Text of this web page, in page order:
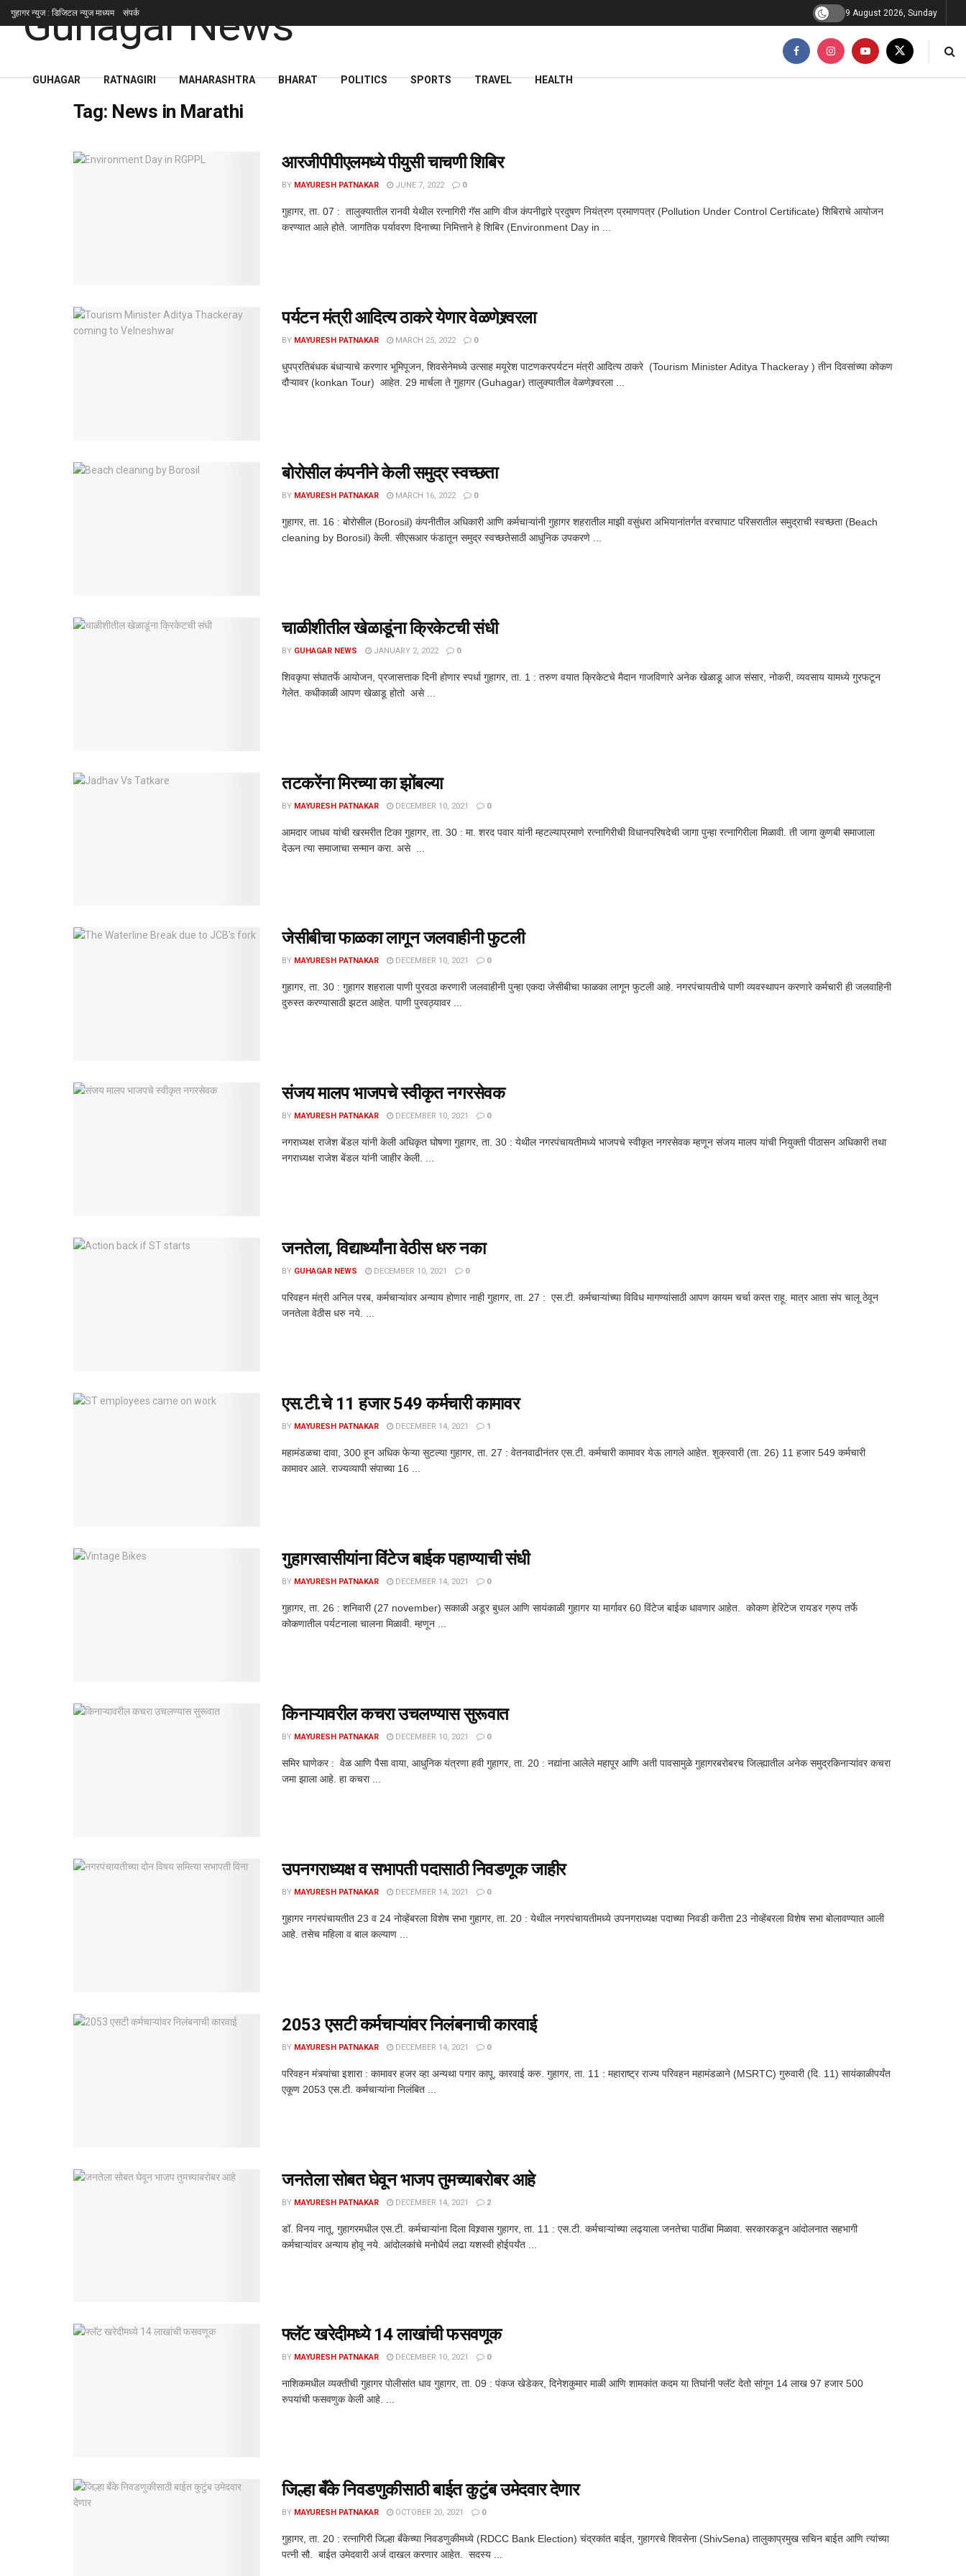
गुहागर न्युज : डिजिटल न्युज माध्यम संपर्क 9 August 2026, Sunday
GUHAGAR RATNAGIRI MAHARASHTRA BHARAT POLITICS SPORTS TRAVEL HEALTH
Tag: News in Marathi
आरजीपीपीएलमध्ये पीयुसी चाचणी शिबिर
BY MAYURESH PATNAKAR JUNE 7, 2022 0
गुहागर, ता. 07 : तालुक्यातील रानवी येथील रत्नागिरी गॅस आणि वीज कंपनीद्वारे प्रदुषण नियंत्रण प्रमाणपत्र (Pollution Under Control Certificate) शिबिराचे आयोजन
करण्यात आले होते. जागतिक पर्यावरण दिनाच्या निमित्ताने हे शिबिर (Environment Day in ...
पर्यटन मंत्री आदित्य ठाकरे येणार वेळणेश्र्वरला
BY MAYURESH PATNAKAR MARCH 25, 2022 0
धुपप्रतिबंधक बंधाऱ्याचे करणार भूमिपूजन, शिवसेनेमध्ये उत्साह मयूरेश पाटणकरपर्यटन मंत्री आदित्य ठाकरे (Tourism Minister Aditya Thackeray ) तीन दिवसांच्या कोकण
दौऱ्यावर (konkan Tour) आहेत. 29 मार्चला ते गुहागर (Guhagar) तालुक्यातील वेळणेश्र्वरला ...
बोरोसील कंपनीने केली समुद्र स्वच्छता
BY MAYURESH PATNAKAR MARCH 16, 2022 0
गुहागर, ता. 16 : बोरोसील (Borosil) कंपनीतील अधिकारी आणि कर्मचाऱ्यांनी गुहागर शहरातील माझी वसुंधरा अभियानांतर्गत वरचापाट परिसरातील समुद्राची स्वच्छता (Beach
cleaning by Borosil) केली. सीएसआर फंडातून समुद्र स्वच्छतेसाठी आधुनिक उपकरणे ...
चाळीशीतील खेळाडूंना क्रिकेटची संधी
BY GUHAGAR NEWS JANUARY 2, 2022 0
शिवकृपा संघातर्फे आयोजन, प्रजासत्ताक दिनी होणार स्पर्धा गुहागर, ता. 1 : तरुण वयात क्रिकेटचे मैदान गाजविणारे अनेक खेळाडू आज संसार, नोकरी, व्यवसाय यामध्ये गुरफटून
गेलेत. कधीकाळी आपण खेळाडू होतो असे ...
तटकरेंना मिरच्या का झोंबल्या
BY MAYURESH PATNAKAR DECEMBER 10, 2021 0
आमदार जाधव यांची खरमरीत टिका गुहागर, ता. 30 : मा. शरद पवार यांनी म्हटल्याप्रमाणे रत्नागिरीची विधानपरिषदेची जागा पुन्हा रत्नागिरीला मिळावी. ती जागा कुणबी समाजाला
देऊन त्या समाजाचा सन्मान करा. असे ...
जेसीबीचा फाळका लागून जलवाहीनी फुटली
BY MAYURESH PATNAKAR DECEMBER 10, 2021 0
गुहागर, ता. 30 : गुहागर शहराला पाणी पुरवठा करणारी जलवाहीनी पुन्हा एकदा जेसीबीचा फाळका लागून फुटली आहे. नगरपंचायतीचे पाणी व्यवस्थापन करणारे कर्मचारी ही जलवाहिनी
दुरुस्त करण्यासाठी झटत आहेत. पाणी पुरवठ्यावर ...
संजय मालप भाजपचे स्वीकृत नगरसेवक
BY MAYURESH PATNAKAR DECEMBER 10, 2021 0
नगराध्यक्ष राजेश बेंडल यांनी केली अधिकृत घोषणा गुहागर, ता. 30 : येथील नगरपंचायतीमध्ये भाजपचे स्वीकृत नगरसेवक म्हणून संजय मालप यांची नियुक्ती पीठासन अधिकारी तथा
नगराध्यक्ष राजेश बेंडल यांनी जाहीर केली. ...
जनतेला, विद्यार्थ्यांना वेठीस धरु नका
BY GUHAGAR NEWS DECEMBER 10, 2021 0
परिवहन मंत्री अनिल परब, कर्मचाऱ्यांवर अन्याय होणार नाही गुहागर, ता. 27 : एस.टी. कर्मचाऱ्यांच्या विविध मागण्यांसाठी आपण कायम चर्चा करत राहू. मात्र आता संप चालू ठेवून
जनतेला वेठीस धरु नये. ...
एस.टी.चे 11 हजार 549 कर्मचारी कामावर
BY MAYURESH PATNAKAR DECEMBER 14, 2021 1
महामंडळचा दावा, 300 हून अधिक फेऱ्या सुटल्या गुहागर, ता. 27 : वेतनवाढीनंतर एस.टी. कर्मचारी कामावर येऊ लागले आहेत. शुक्रवारी (ता. 26) 11 हजार 549 कर्मचारी
कामावर आले. राज्यव्यापी संपाच्या 16 ...
गुहागरवासीयांना विंटेज बाईक पहाण्याची संधी
BY MAYURESH PATNAKAR DECEMBER 14, 2021 0
गुहागर, ता. 26 : शनिवारी (27 november) सकाळी अडूर बुधल आणि सायंकाळी गुहागर या मार्गावर 60 विंटेज बाईक धावणार आहेत. कोकण हेरिटेज रायडर ग्रुप तर्फे
कोकणातील पर्यटनाला चालना मिळावी. म्हणून ...
किनाऱ्यावरील कचरा उचलण्यास सुरूवात
BY MAYURESH PATNAKAR DECEMBER 10, 2021 0
समिर घाणेकर : वेळ आणि पैसा वाया, आधुनिक यंत्रणा हवी गुहागर, ता. 20 : नद्यांना आलेले महापूर आणि अती पावसामुळे गुहागरबरोबरच जिल्ह्यातील अनेक समुद्रकिनाऱ्यांवर कचरा
जमा झाला आहे. हा कचरा ...
उपनगराध्यक्ष व सभापती पदासाठी निवडणूक जाहीर
BY MAYURESH PATNAKAR DECEMBER 14, 2021 0
गुहागर नगरपंचायतीत 23 व 24 नोव्हेंबरला विशेष सभा गुहागर, ता. 20 : येथील नगरपंचायतीमध्ये उपनगराध्यक्ष पदाच्या निवडी करीता 23 नोव्हेंबरला विशेष सभा बोलावण्यात आली
आहे. तसेच महिला व बाल कल्याण ...
2053 एसटी कर्मचाऱ्यांवर निलंबनाची कारवाई
BY MAYURESH PATNAKAR DECEMBER 14, 2021 0
परिवहन मंत्र्यांचा इशारा : कामावर हजर व्हा अन्यथा पगार कापू, कारवाई करु. गुहागर, ता. 11 : महाराष्ट्र राज्य परिवहन महामंडळाने (MSRTC) गुरुवारी (दि. 11) सायंकाळीपर्यंत
एकूण 2053 एस.टी. कर्मचाऱ्यांना निलंबित ...
जनतेला सोबत घेवून भाजप तुमच्याबरोबर आहे
BY MAYURESH PATNAKAR DECEMBER 14, 2021 2
डॉ. विनय नातू, गुहागरमधील एस.टी. कर्मचाऱ्यांना दिला विश्र्वास गुहागर, ता. 11 : एस.टी. कर्मचाऱ्यांच्या लढ्याला जनतेचा पाठींबा मिळावा. सरकारकडून आंदोलनात सहभागी
कर्मचाऱ्यांवर अन्याय होवू नये. आंदोलकांचे मनोधैर्य लढा यशस्वी होईपर्यंत ...
फ्लॅट खरेदीमध्ये 14 लाखांची फसवणूक
BY MAYURESH PATNAKAR DECEMBER 10, 2021 0
नाशिकमधील व्यक्तीची गुहागर पोलीसांत धाव गुहागर, ता. 09 : पंकज खेडेकर, दिनेशकुमार माळी आणि शामकांत कदम या तिघांनी फ्लॅट देतो सांगून 14 लाख 97 हजार 500
रुपयांची फसवणुक केली आहे. ...
जिल्हा बँके निवडणुकीसाठी बाईत कुटुंब उमेदवार देणार
BY MAYURESH PATNAKAR OCTOBER 20, 2021 0
गुहागर, ता. 20 : रत्नागिरी जिल्हा बँकेच्या निवडणुकीमध्ये (RDCC Bank Election) चंद्रकांत बाईत, गुहागरचे शिवसेना (ShivSena) तालुकाप्रमुख सचिन बाईत आणि त्यांच्या
पत्नी सौ. बाईत उमेदवारी अर्ज दाखल करणार आहेत. सदस्य ...